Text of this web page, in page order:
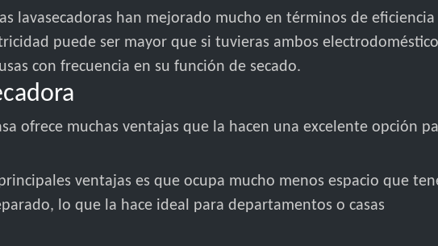
lavasecadoras han mejorado mucho en términos de eficiencia
puede ser mayor que si tuvieras ambos
con frecuencia en su función de secado.
ofrece muchas ventajas que la hacen una excelente opción
ventajas es que ocupa mucho menos espacio que
lo que la hace ideal para departamentos o casas